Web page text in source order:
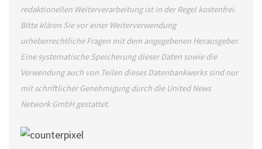
redaktionellen Weiterverarbeitung ist in der Regel kostenfrei.
Bitte klären Sie vor einer Weiterverwendung
urheberrechtliche Fragen mit dem angegebenen Herausgeber.
Eine systematische Speicherung dieser Daten sowie die
Verwendung auch von Teilen dieses Datenbankwerks sind nur
mit schriftlicher Genehmigung durch die United News
Network GmbH gestattet.